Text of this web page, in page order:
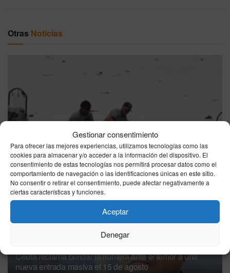
Gestionar consentimiento
Para ofrecer las mejores experiencias, utilizamos tecnologías como las
cookies para almacenar y/o acceder a la información del dispositivo. El
consentimiento de estas tecnologías nos permitirá procesar datos como el
comportamiento de navegación o las identificaciones únicas en este sitio.
No consentir o retirar el consentimiento, puede afectar negativamente a
ciertas características y funciones.
Aceptar
Denegar
Otras Noticias
La Guardia Civil considera creíble la convocatoria para
una nueva entrada masiva en Ceuta el 15 de agosto
06/08/2026
Ceuta reclama blindar la frontera ante el temor a una
nueva entrada masiva el 15 de agosto